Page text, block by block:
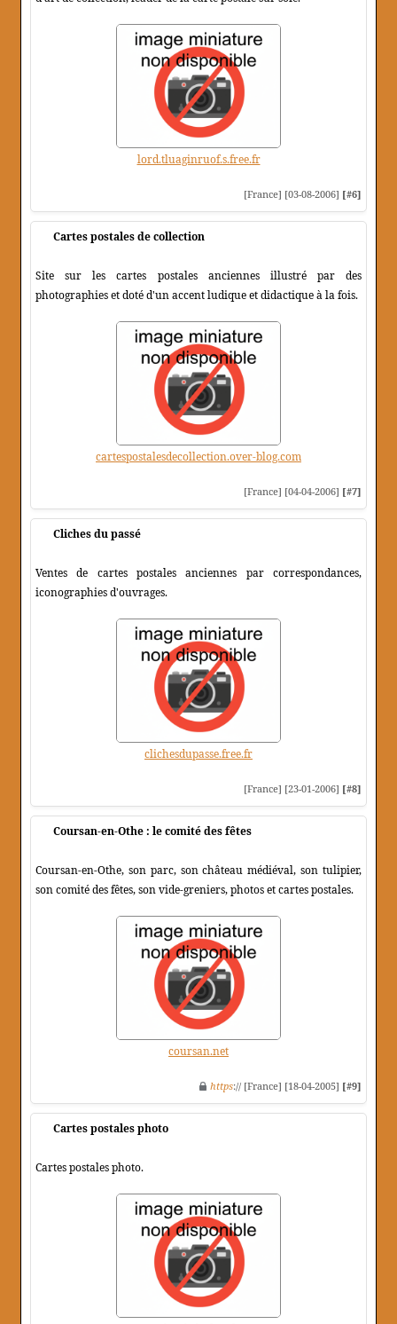
lord.tluaginruof.s.free.fr
[France] [03-08-2006] [#6]
Cartes postales de collection
Site sur les cartes postales anciennes illustré par des
photographies et doté d'un accent ludique et didactique à la fois.
cartespostalesdecollection.over-blog.com
[France] [04-04-2006] [#7]
Cliches du passé
Ventes de cartes postales anciennes par correspondances,
iconographies d'ouvrages.
clichesdupasse.free.fr
[France] [23-01-2006] [#8]
Coursan-en-Othe : le comité des fêtes
Coursan-en-Othe, son parc, son château médiéval, son tulipier,
son comité des fêtes, son vide-greniers, photos et cartes postales.
coursan.net
https:// [France] [18-04-2005] [#9]
Cartes postales photo
Cartes postales photo.